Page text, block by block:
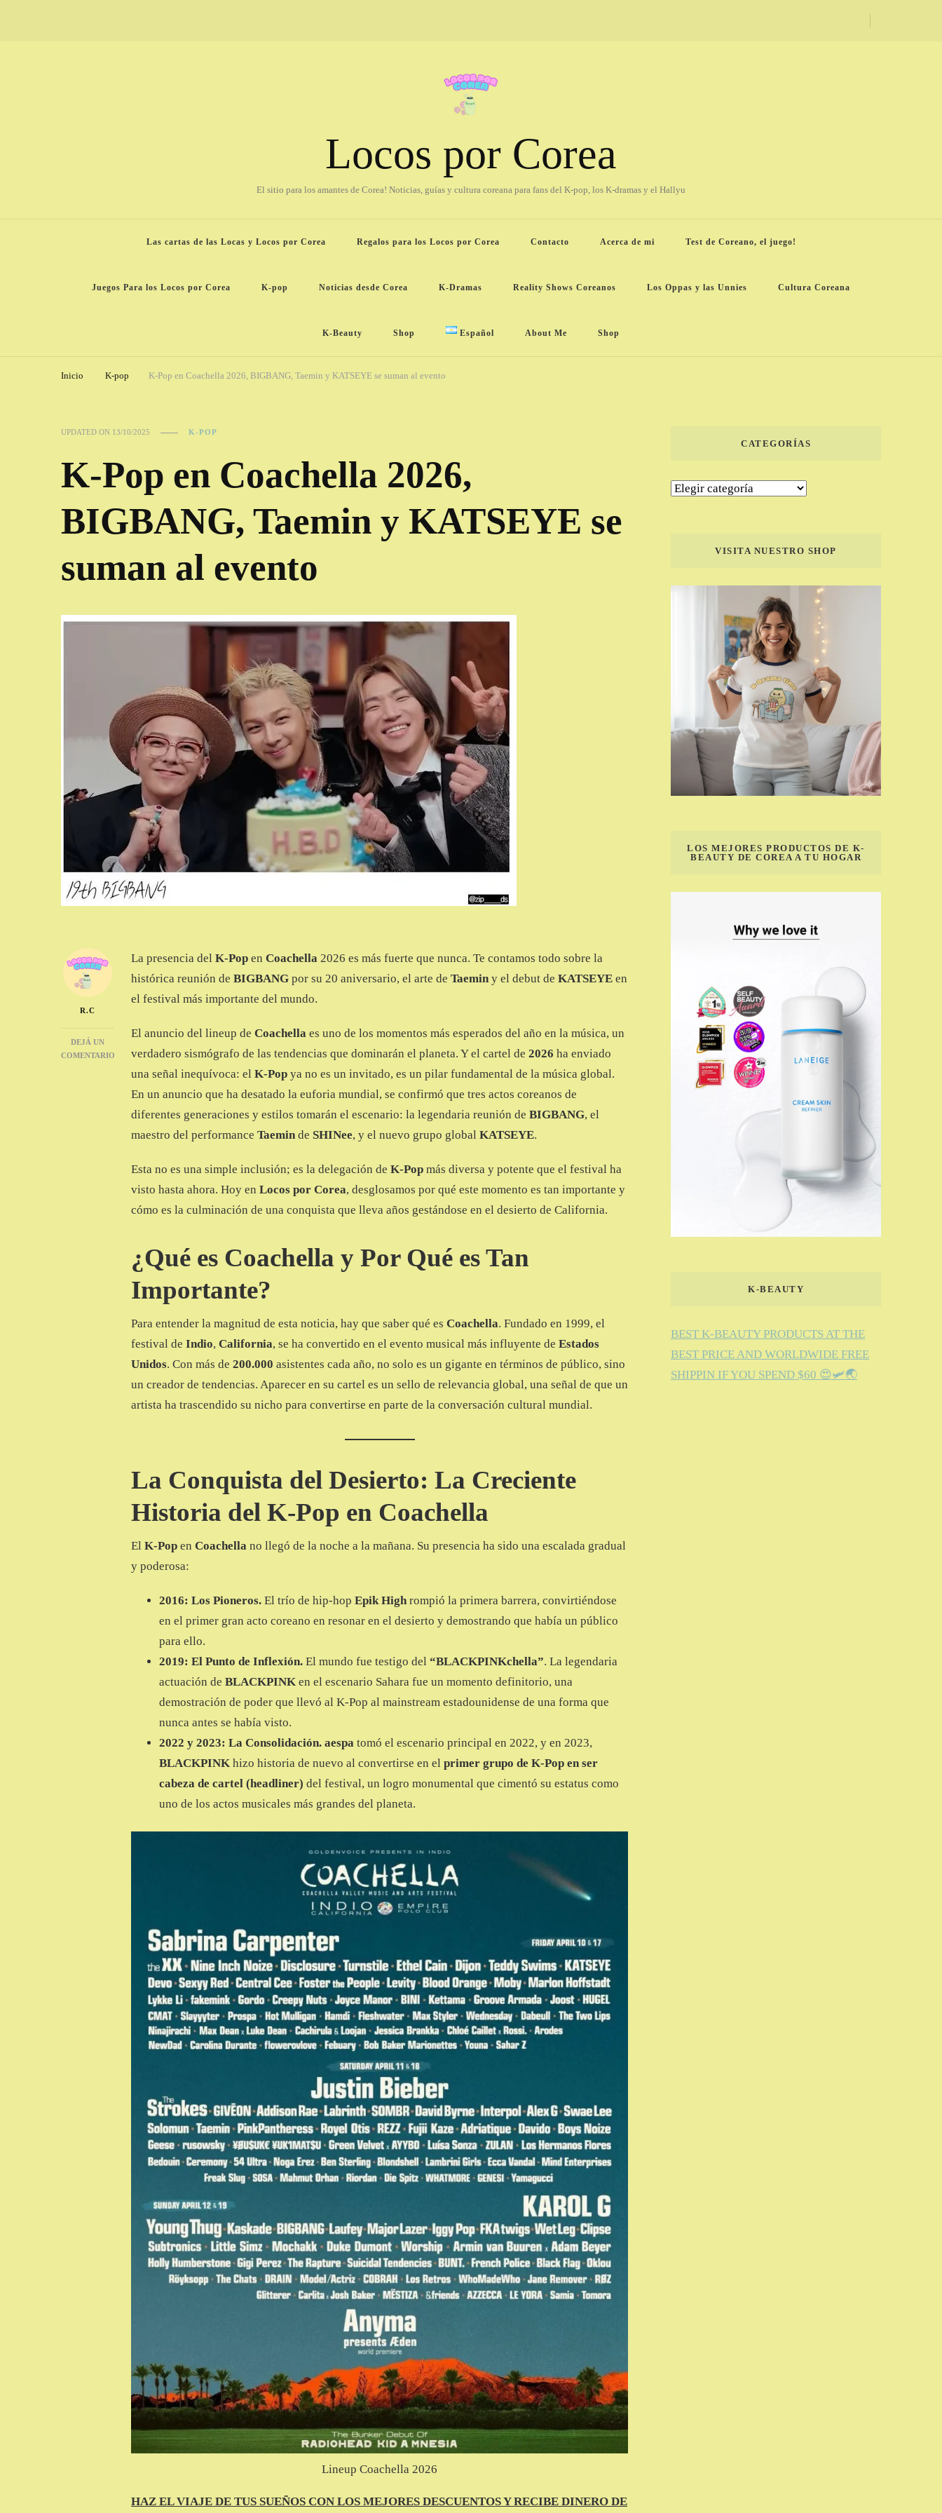
Locos por Corea
El sitio para los amantes de Corea! Noticias, guías y cultura coreana para fans del K-pop, los K-dramas y el Hallyu
Las cartas de las Locas y Locos por Corea Regalos para los Locos por Corea Contacto Acerca de mi Test de Coreano, el juego!
Juegos Para los Locos por Corea K-pop Noticias desde Corea K-Dramas Reality Shows Coreanos Los Oppas y las Unnies Cultura Coreana
K-Beauty Shop Español About Me Shop
Inicio K-pop K-Pop en Coachella 2026, BIGBANG, Taemin y KATSEYE se suman al evento
UPDATED ON 13/10/2025 K-POP
K-Pop en Coachella 2026,
BIGBANG, Taemin y KATSEYE se
suman al evento
R.C
DEJÁ UN
COMENTARIO
COACHELLA
La presencia del K-Pop en Coachella 2026 es más fuerte que nunca. Te contamos todo sobre la
histórica reunión de BIGBANG por su 20 aniversario, el arte de Taemin y el debut de KATSEYE en
el festival más importante del mundo.
El anuncio del lineup de Coachella es uno de los momentos más esperados del año en la música, un
verdadero sismógrafo de las tendencias que dominarán el planeta. Y el cartel de 2026 ha enviado
una señal inequívoca: el K-Pop ya no es un invitado, es un pilar fundamental de la música global.
En un anuncio que ha desatado la euforia mundial, se confirmó que tres actos coreanos de
diferentes generaciones y estilos tomarán el escenario: la legendaria reunión de BIGBANG, el
maestro del performance Taemin de SHINee, y el nuevo grupo global KATSEYE.
Esta no es una simple inclusión; es la delegación de K-Pop más diversa y potente que el festival ha
visto hasta ahora. Hoy en Locos por Corea, desglosamos por qué este momento es tan importante y
cómo es la culminación de una conquista que lleva años gestándose en el desierto de California.
¿Qué es Coachella y Por Qué es Tan
Importante?
Para entender la magnitud de esta noticia, hay que saber qué es Coachella. Fundado en 1999, el
festival de Indio, California, se ha convertido en el evento musical más influyente de Estados
Unidos. Con más de 200.000 asistentes cada año, no solo es un gigante en términos de público, sino
un creador de tendencias. Aparecer en su cartel es un sello de relevancia global, una señal de que un
artista ha trascendido su nicho para convertirse en parte de la conversación cultural mundial.
La Conquista del Desierto: La Creciente
Historia del K-Pop en Coachella
El K-Pop en Coachella no llegó de la noche a la mañana. Su presencia ha sido una escalada gradual
y poderosa:
2016: Los Pioneros. El trío de hip-hop Epik High rompió la primera barrera, convirtiéndose
en el primer gran acto coreano en resonar en el desierto y demostrando que había un público
para ello.
2019: El Punto de Inflexión. El mundo fue testigo del “BLACKPINKchella”. La legendaria
actuación de BLACKPINK en el escenario Sahara fue un momento definitorio, una
demostración de poder que llevó al K-Pop al mainstream estadounidense de una forma que
nunca antes se había visto.
2022 y 2023: La Consolidación. aespa tomó el escenario principal en 2022, y en 2023,
BLACKPINK hizo historia de nuevo al convertirse en el primer grupo de K-Pop en ser
cabeza de cartel (headliner) del festival, un logro monumental que cimentó su estatus como
uno de los actos musicales más grandes del planeta.
Lineup Coachella 2026
HAZ EL VIAJE DE TUS SUEÑOS CON LOS MEJORES DESCUENTOS Y RECIBE DINERO DE
CATEGORÍAS
Categorías
VISITA NUESTRO SHOP
LOS MEJORES PRODUCTOS DE K-
BEAUTY DE COREA A TU HOGAR
K-BEAUTY
BEST K-BEAUTY PRODUCTS AT THE
BEST PRICE AND WORLDWIDE FREE
SHIPPIN IF YOU SPEND $60 😍🛩️🌏